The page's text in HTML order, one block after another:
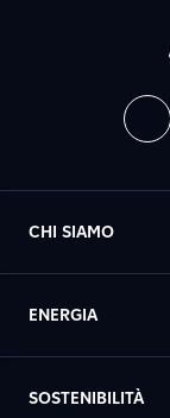
CHI SIAMO
ENERGIA
SOSTENIBILITÀ